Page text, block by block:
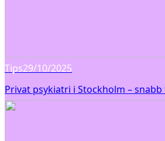
Tips29/10/2025
Privat psykiatri i Stockholm –